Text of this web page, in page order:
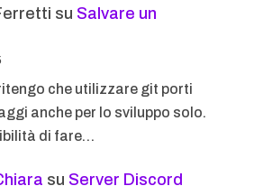
su Salvare un
che utilizzare git porti
anche per lo sviluppo solo.
di fare…
su Server Discord